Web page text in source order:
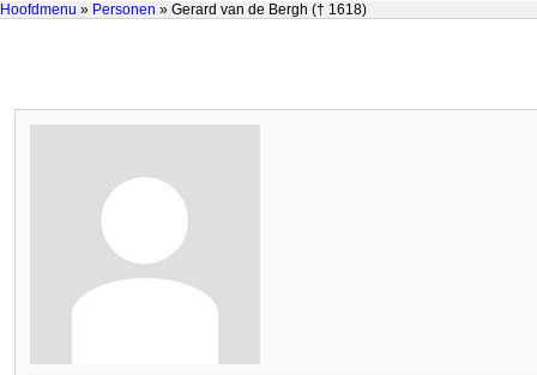
Hoofdmenu » Personen » Gerard van de Bergh († 1618)